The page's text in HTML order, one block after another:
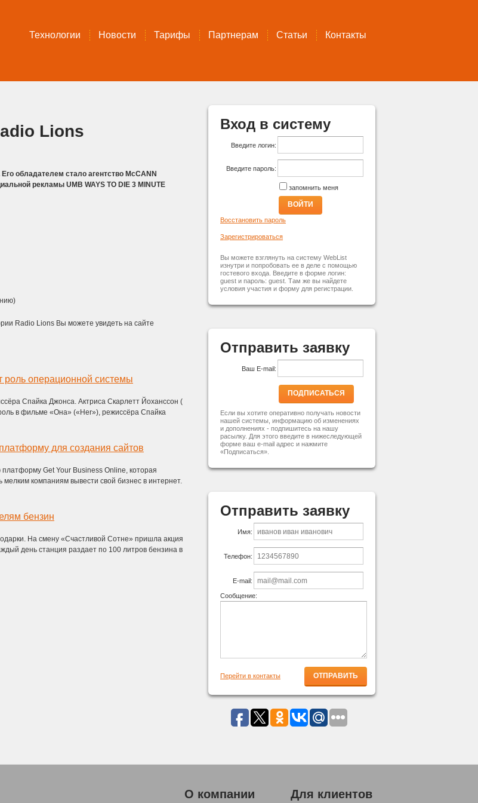
Технологии Новости Тарифы Партнерам Статьи Контакты
Lions
обладателем стало агентство McCANN
рекламы UMB WAYS TO DIE 3 MINUTE
Radio Lions Вы можете увидеть на сайте
роль операционной системы
Спайка Джонса. Актриса Скарлетт Йоханссон (
в фильме «Она» («Her»), режиссёра Спайка
для создания сайтов
Get Your Business Online, которая
компаниям вывести свой бизнес в интернет.
бензин
На смену «Счастливой Сотне» пришла акция
день станция раздает по 100 литров бензина в
Вход в систему
Введите логин:
Введите пароль:
запомнить меня
ВОЙТИ
Восстановить пароль
Зарегистрироваться
Вы можете взглянуть на систему WebList
изнутри и попробовать ее в деле с помощью
гостевого входа. Введите в форме логин:
guest и пароль: guest. Там же вы найдете
условия участия и форму для регистрации.
Отправить заявку
Ваш E-mail:
ПОДПИСАТЬСЯ
Если вы хотите оперативно получать новости
нашей системы, информацию об изменениях
и дополнениях - подпишитесь на нашу
расылку. Для этого введите в нижеследующей
форме ваш e-mail адрес и нажмите
«Подписаться».
Отправить заявку
Имя:
Телефон:
E-mail:
Сообщение:
Перейти в контакты
О компании Для клиентов